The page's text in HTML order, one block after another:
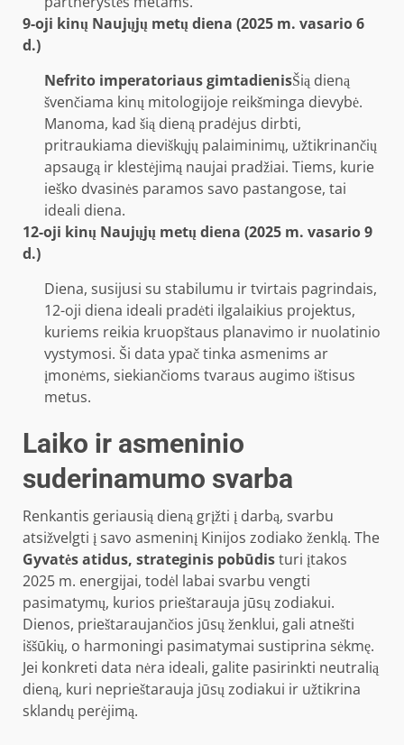
9-oji kinų Naujųjų metų diena (2025 m. vasario 6
d.)
Nefrito imperatoriaus gimtadienisŠią dieną
švenčiama kinų mitologijoje reikšminga dievybė.
Manoma, kad šią dieną pradėjus dirbti,
pritraukiama dieviškųjų palaiminimų, užtikrinančių
apsaugą ir klestėjimą naujai pradžiai. Tiems, kurie
ieško dvasinės paramos savo pastangose, tai
ideali diena.
12-oji kinų Naujųjų metų diena (2025 m. vasario 9
d.)
Diena, susijusi su stabilumu ir tvirtais pagrindais,
12-oji diena ideali pradėti ilgalaikius projektus,
kuriems reikia kruopštaus planavimo ir nuolatinio
vystymosi. Ši data ypač tinka asmenims ar
įmonėms, siekiančioms tvaraus augimo ištisus
metus.
Laiko ir asmeninio
suderinamumo svarba
Renkantis geriausią dieną grįžti į darbą, svarbu
atsižvelgti į savo asmeninį Kinijos zodiako ženklą. The
Gyvatės atidus, strateginis pobūdisturi įtakos
2025 m. energijai, todėl labai svarbu vengti
pasimatymų, kurios prieštarauja jūsų zodiakui.
Dienos, prieštaraujančios jūsų ženklui, gali atnešti
iššūkių, o harmoningi pasimatymai sustiprina sėkmę.
Jei konkreti data nėra ideali, galite pasirinkti neutralią
dieną, kuri neprieštarauja jūsų zodiakui ir užtikrina
sklandų perėjimą.